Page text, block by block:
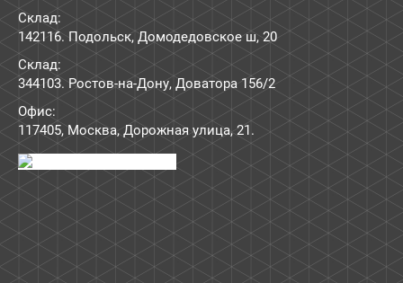
Склад:
142116. Подольск, Домодедовское ш, 20
Склад:
344103. Ростов-на-Дону, Доватора 156/2
Офис:
117405, Москва, Дорожная улица, 21.